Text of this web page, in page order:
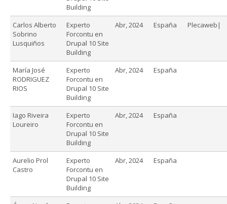
Building
Carlos Alberto
Sobrino
Lusquiños
Experto
Forcontu en
Drupal 10 Site
Building
Abr, 2024 España Plecaweb|
María José
RODRIGUEZ
RIOS
Experto
Forcontu en
Drupal 10 Site
Building
Abr, 2024 España
Iago Riveira
Loureiro
Experto
Forcontu en
Drupal 10 Site
Building
Abr, 2024 España
Aurelio Prol
Castro
Experto
Forcontu en
Drupal 10 Site
Building
Abr, 2024 España